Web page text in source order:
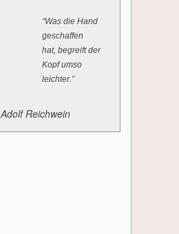
“Was die Hand
geschaffen
hat, begreift der
Kopf umso
leichter.”
Adolf Reichwein